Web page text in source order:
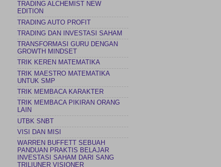
TRADING ALCHEMIST NEW
EDITION
TRADING AUTO PROFIT
TRADING DAN INVESTASI SAHAM
TRANSFORMASI GURU DENGAN
GROWTH MINDSET
TRIK KEREN MATEMATIKA
TRIK MAESTRO MATEMATIKA
UNTUK SMP
TRIK MEMBACA KARAKTER
TRIK MEMBACA PIKIRAN ORANG
LAIN
UTBK SNBT
VISI DAN MISI
WARREN BUFFETT SEBUAH
PANDUAN PRAKTIS BELAJAR
INVESTASI SAHAM DARI SANG
TRILIUNER VISIONER